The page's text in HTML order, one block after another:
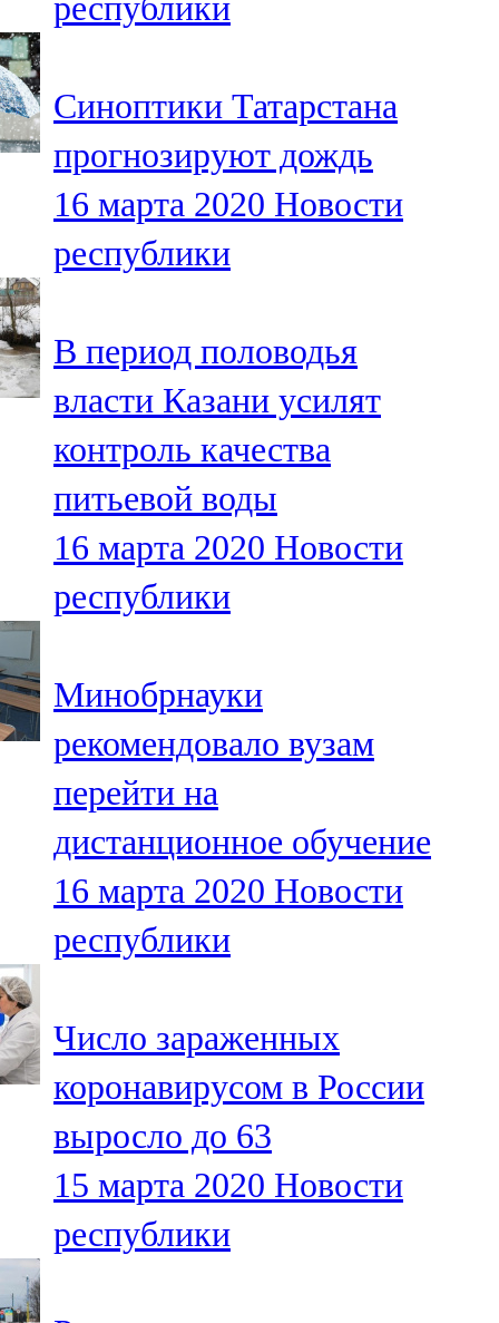
Мөслим
Нурлат
104,7 FM
Олы Әтнә
71,42 FM
107,8 FM
Теләче
106,1 FM
Түбән Кама
102,6 FM
Чирмешән
Чистай
103,0 FM
Чүпрәле
91,0 FM
Шәмәрдән
102,3 FM
107,0 FM
Яр Чаллы
105,5 FM
республики
Синоптики Татарстана
прогнозируют дождь
16 марта 2020 Новости
республики
В период половодья
власти Казани усилят
контроль качества
питьевой воды
16 марта 2020 Новости
республики
Минобрнауки
рекомендовало вузам
перейти на
дистанционное обучение
16 марта 2020 Новости
республики
Число зараженных
коронавирусом в России
выросло до 63
15 марта 2020 Новости
республики